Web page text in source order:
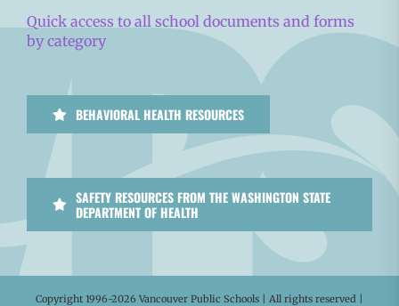
Quick access to all school documents and forms
by category
BEHAVIORAL HEALTH RESOURCES
SAFETY RESOURCES FROM THE WASHINGTON STATE
DEPARTMENT OF HEALTH
Copyright 1996-2026 Vancouver Public Schools | All rights reserved |